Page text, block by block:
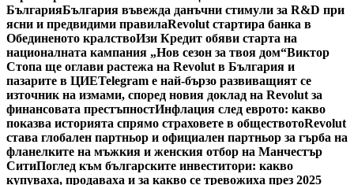
БългарияБългария въвежда данъчни стимули за R&D при
ясни и предвидими правилаRevolut стартира банка в
Обединеното кралствоИзи Кредит обяви старта на
националната кампания „Нов сезон за твоя дом“Виктор
Стопа ще оглави растежа на Revolut в България и
пазарите в ЦИЕTelegram е най-бързо развиващият се
източник на измами, според новия доклад на Revolut за
финансовата престъпностИнфлация след еврото: какво
показва историята спрямо страховете в обществотоRevolut
става глобален партньор и официален партньор за гърба на
фланелките на мъжкия и женския отбор на Манчестър
СитиПоглед към българските инвеститори: какво
купуваха, продаваха и за какво се тревожиха през 2025